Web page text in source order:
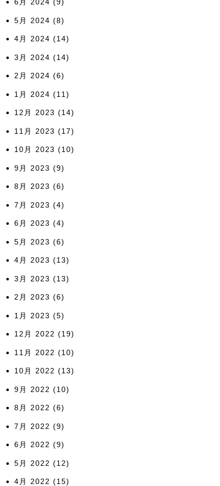
6月 2024 (9)
5月 2024 (8)
4月 2024 (14)
3月 2024 (14)
2月 2024 (6)
1月 2024 (11)
12月 2023 (14)
11月 2023 (17)
10月 2023 (10)
9月 2023 (9)
8月 2023 (6)
7月 2023 (4)
6月 2023 (4)
5月 2023 (6)
4月 2023 (13)
3月 2023 (13)
2月 2023 (6)
1月 2023 (5)
12月 2022 (19)
11月 2022 (10)
10月 2022 (13)
9月 2022 (10)
8月 2022 (6)
7月 2022 (9)
6月 2022 (9)
5月 2022 (12)
4月 2022 (15)